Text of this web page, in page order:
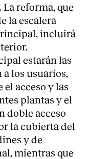
reforma, que
la escalera
incluirá
estarán las
a los usuarios,
acceso y las
plantas y el
doble acceso
la cubierta del
y de
mientras que